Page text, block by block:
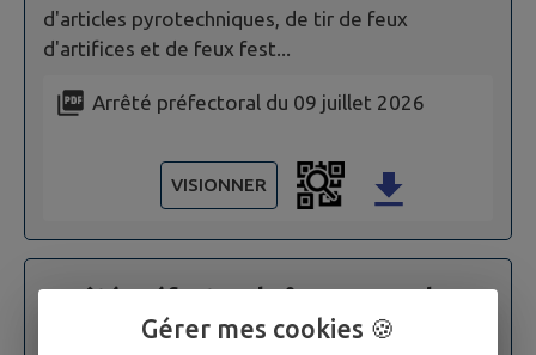
d'articles pyrotechniques, de tir de feux
d'artifices et de feux fest...
Arrêté préfectoral du 09 juillet 2026
VISIONNER
Arrêté préfectoral n° 2026-246 du 2
juillet 2026 portant sur la restriction
Gérer mes cookies 🍪